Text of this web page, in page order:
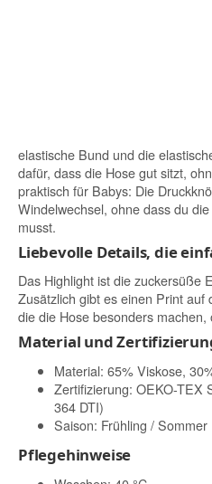
elastische Bund und die
dafür, dass die Hose gut sitzt,
praktisch für Babys: Die
Windelwechsel, ohne dass du
musst.
Liebevolle Details, die
Das Highlight ist die zuckersüße
Zusätzlich gibt es einen Print auf
die die Hose besonders
Material und
Material: 65% Viskose,
Zertifizierung: OEKO-TEX
364 DTI)
Saison: Frühling / Sommer
Pflegehinweise